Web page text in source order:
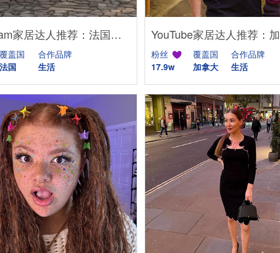
Instagram家居达人推荐：法国庄园生活博主，高端品牌合作优选
覆盖国
法国
合作品牌
生活
粉丝
17.9w
覆盖国
加拿大
合作品牌
生活